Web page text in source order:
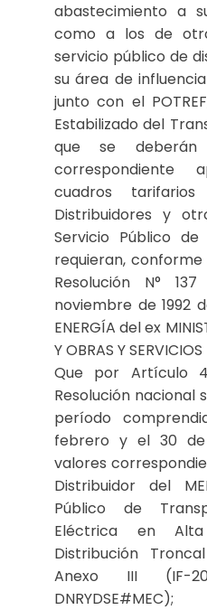
abastecimiento a
como a los de
servicio público de
su área de
junto con el
Estabilizado del
que se
correspondiente
cuadros
Distribuidores y
Servicio Público
requieran,
Resolución N°
noviembre de 1992
ENERGÍA del ex
Y OBRAS Y
Que por Artículo
Resolución nacional
período
febrero y el 30
valores
Distribuidor del
Público de
Eléctrica en
Distribución
Anexo III (IF-
DNRYDSE#MEC);